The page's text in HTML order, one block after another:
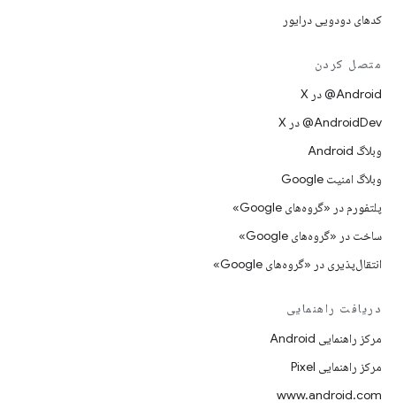
کدهای دودویی درایور
متصل کردن
‫‎@Android در X
‫‎@AndroidDev در X
وبلاگ Android
وبلاگ امنیت Google
پلتفورم در «گروه‌های Google»
ساخت در «گروه‌های Google»
انتقال‌پذیری در «گروه‌های Google»
دریافت راهنمایی
مرکز راهنمایی Android
مرکز راهنمایی Pixel
www.android.com